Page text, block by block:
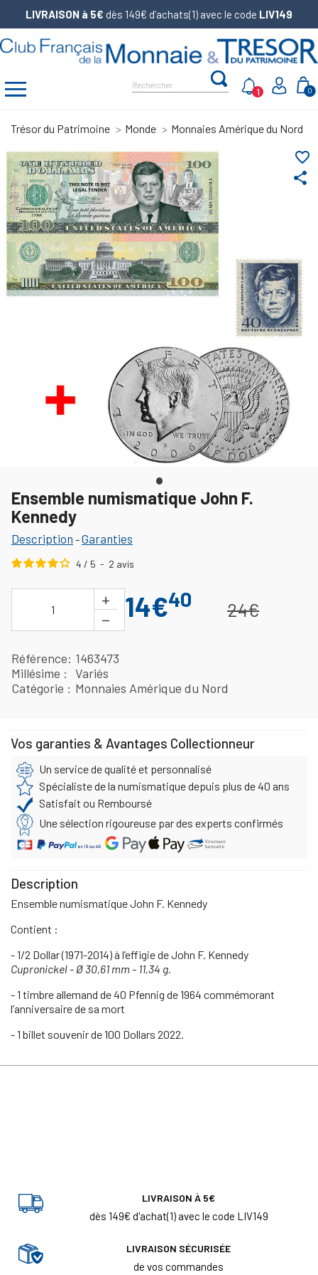
LIVRAISON à 5€ dès 149€ d’achats(1) avec le code LIV149
0
1
Trésor du Patrimoine Monde Monnaies Amérique du Nord
share
favorite_border
Ensemble numismatique John F.
Kennedy
Description -Garanties
4 / 5 - 2 avis
1
+
−
14€40 24€
Référence 1463473
Millésime
Variés
Catégorie
Monnaies Amérique du Nord
Vos garanties & Avantages Collectionneur
Un service de qualité et personnalisé
Spécialiste de la numismatique depuis plus de 40 ans
Satisfait ou Remboursé
Une sélection rigoureuse par des experts confirmés
Description
Ensemble numismatique John F. Kennedy
Contient :
- 1/2 Dollar (1971-2014) à l’effigie de John F. Kennedy
Cupronickel - Ø 30,61 mm - 11,34 g.
- 1 timbre allemand de 40 Pfennig de 1964 commémorant
l’anniversaire de sa mort
- 1 billet souvenir de 100 Dollars 2022.
LIVRAISON À 5€
dès 149€ d'achat(1) avec le code LIV149
LIVRAISON SÉCURISÉE
de vos commandes